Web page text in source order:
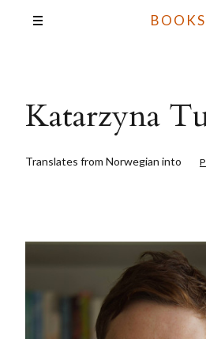
Katarzyna
Translates from Norwegian into